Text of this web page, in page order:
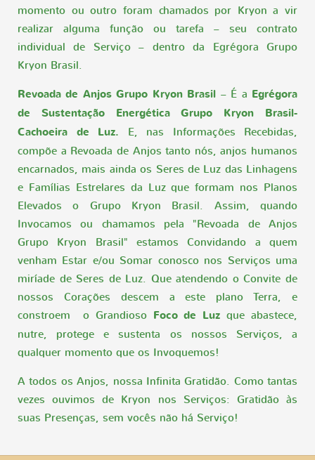
momento ou outro foram chamados por Kryon a vir
realizar alguma função ou tarefa – seu contrato
individual de Serviço – dentro da Egrégora Grupo
Kryon Brasil.
Revoada de Anjos Grupo Kryon Brasil – É a Egrégora
de Sustentação Energética Grupo Kryon Brasil-
Cachoeira de Luz. E, nas Informações Recebidas,
compõe a Revoada de Anjos tanto nós, anjos humanos
encarnados, mais ainda os Seres de Luz das Linhagens
e Famílias Estrelares da Luz que formam nos Planos
Elevados o Grupo Kryon Brasil. Assim, quando
Invocamos ou chamamos pela "Revoada de Anjos
Grupo Kryon Brasil" estamos Convidando a quem
venham Estar e/ou Somar conosco nos Serviços uma
miríade de Seres de Luz. Que atendendo o Convite de
nossos Corações descem a este plano Terra, e
constroem o Grandioso Foco de Luz que abastece,
nutre, protege e sustenta os nossos Serviços, a
qualquer momento que os Invoquemos!
A todos os Anjos, nossa Infinita Gratidão. Como tantas
vezes ouvimos de Kryon nos Serviços: Gratidão às
suas Presenças, sem vocês não há Serviço!